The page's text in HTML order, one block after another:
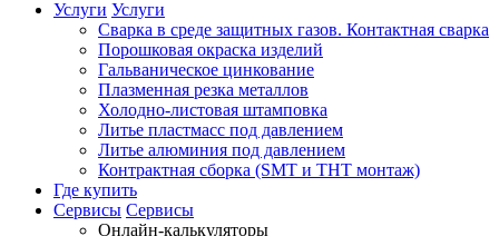
Услуги Услуги
Сварка в среде защитных газов. Контактная сварка
Порошковая окраска изделий
Гальваническое цинкование
Плазменная резка металлов
Холодно-листовая штамповка
Литье пластмасс под давлением
Литье алюминия под давлением
Контрактная сборка (SMT и THT монтаж)
Где купить
Сервисы Сервисы
Онлайн-калькуляторы